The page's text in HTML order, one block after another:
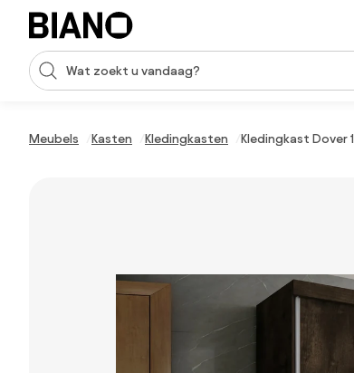
Navigatie overslaan, naar inhoud springen
Zoekopdracht invoeren
Meubels Kasten Kledingkasten Kledingkast Dover